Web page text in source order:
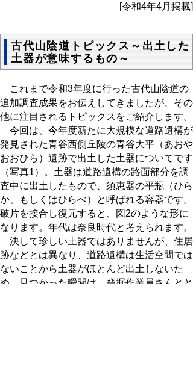
[令和4年4月掲載]
古代山陰道トピックス～出土した
土器が意味するもの～
これまで令和3年度に行った古代山陰道の
追加調査成果をお伝えしてきましたが、その
他に注目されるトピックスをご紹介します。
今回は、今年度新たに大規模な道路遺構が
発見された青谷西側丘陵の青谷大平（あおや
おおひら）遺跡で出土した土器についてです
（写真1）。土器は道路遺構の路面部分を調
査中に出土したもので、須恵器の平瓶（ひら
か、もしくはひらべ）と呼ばれる容器です。
破片を接合し復元すると、図2のような形に
なります。年代は奈良時代と考えられます。
決して珍しい土器ではありませんが、住居
跡などとは異なり、道路遺構は生活空間では
ないことから土器がほとんど出土しないた
め、見つかった瞬間は、発掘作業員さんとと